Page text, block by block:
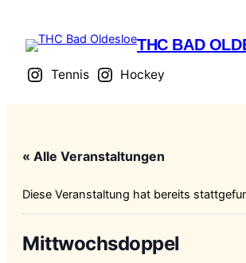
THC BAD
Tennis Hockey
« Alle Veranstaltungen
Diese Veranstaltung hat bereits
Mittwochsdoppel